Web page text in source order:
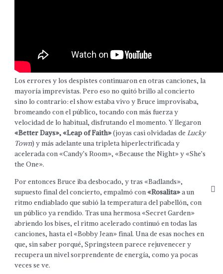
Los errores y los despistes continuaron en otras canciones, la
mayoría imprevistas. Pero eso no quitó brillo al concierto
sino lo contrario: el show estaba vivo y Bruce improvisaba,
bromeando con el público, tocando con más fuerza y
velocidad de lo habitual, disfrutando el momento. Y llegaron
«Better Days», «Leap of Faith»(joyas casi olvidadas deLucky
Town) y más adelante una tripleta hiperlectrificada y
acelerada con «Candy’s Room», «Because the Night» y «She’s
the One».
Por entonces Bruce iba desbocado, y tras «Badlands»,
supuesto final del concierto, empalmó con«Rosalita»a un
ritmo endiablado que subió la temperatura del pabellón, con
un público ya rendido. Tras una hermosa «Secret Garden»
abriendo los bises, el ritmo acelerado continuó en todas las
canciones, hasta el «Bobby Jean» final. Una de esas noches en
que, sin saber porqué, Springsteen parece rejuvenecer y
recupera un nivel sorprendente de energía, como ya pocas
veces se ve.